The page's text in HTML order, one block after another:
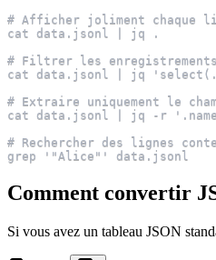
# Afficher joliment chaque
cat data.jsonl | jq .
# Filtrer les
cat data.jsonl | jq
# Extraire uniquement le
cat data.jsonl | jq -r
# Rechercher des lignes
grep '"Alice"' data.jsonl
Comment convertir
Si vous avez un tableau JSON